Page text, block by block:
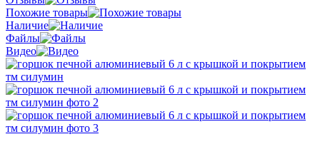
Похожие товары
Наличие
Файлы
Видео